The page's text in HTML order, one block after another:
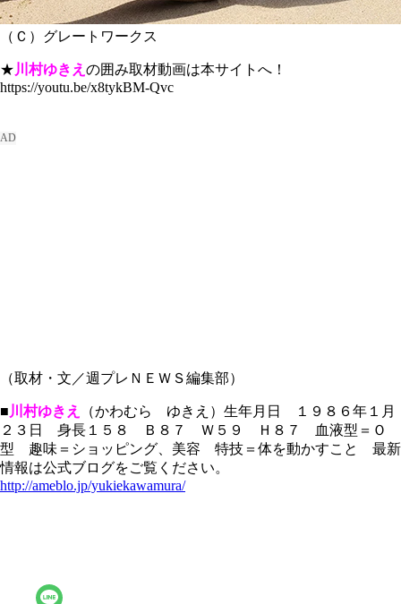
（Ｃ）グレートワークス
★ 川村ゆきえ の囲み取材動画は本サイトへ！
https://youtu.be/x8tykBM-Qvc
（取材・文／週プレＮＥＷＳ編集部）
■ 川村ゆきえ
（かわむら ゆきえ）生年月日 １９８６年１月
２３日 身長１５８ Ｂ８７ Ｗ５９ Ｈ８７ 血液型＝Ｏ
型 趣味＝ショッピング、美容 特技＝体を動かすこと 最新
情報は公式ブログをご覧ください。
http://ameblo.jp/yukiekawamura/